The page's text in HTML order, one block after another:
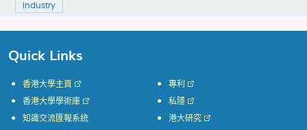
Industry
Quick Links
香港大學主頁
香港大學學術庫
知識交流匯報系統
專利
私隱
港大研究